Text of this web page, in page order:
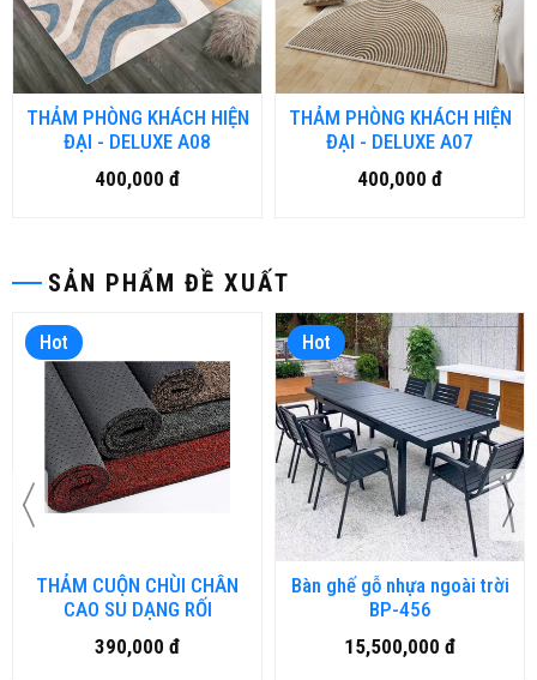
SẢN PHẨM ĐỀ XUẤT
Hot
THẢM CUỘN CHÙI CHÂN
CAO SU DẠNG RỐI
390,000 đ
Hot
Bàn ghế gỗ nhựa ngoài trời
BP-456
15,500,000 đ
THẢM PHÒNG KHÁCH HIỆN
ĐẠI - DELUXE A08
400,000 đ
THẢM PHÒNG KHÁCH HIỆN
ĐẠI - DELUXE A07
400,000 đ